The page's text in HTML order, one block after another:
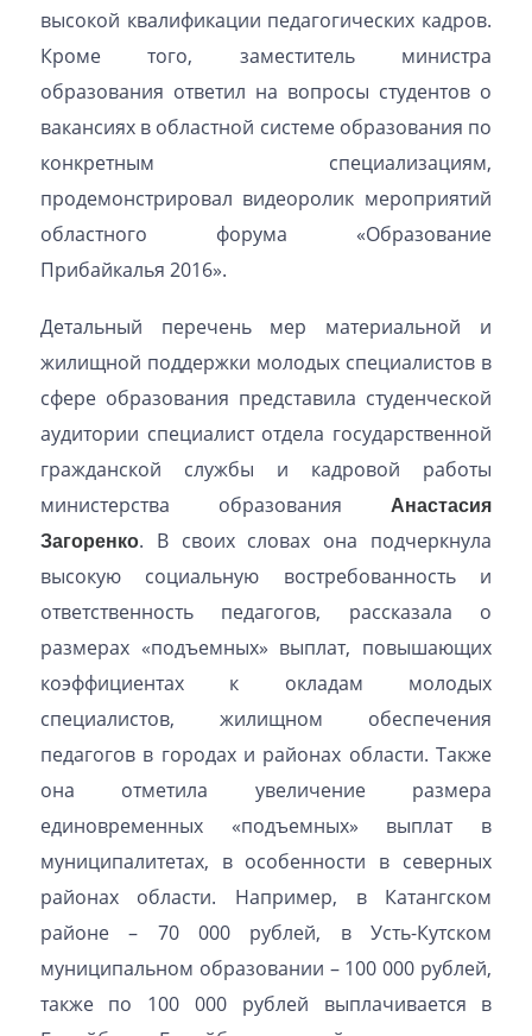
высокой квалификации педагогических кадров.
Кроме того, заместитель министра
образования ответил на вопросы студентов о
вакансиях в областной системе образования по
конкретным специализациям,
продемонстрировал видеоролик мероприятий
областного форума «Образование
Прибайкалья 2016».
Детальный перечень мер материальной и
жилищной поддержки молодых специалистов в
сфере образования представила студенческой
аудитории специалист отдела государственной
гражданской службы и кадровой работы
министерства образованияАнастасия
Загоренко. В своих словах она подчеркнула
высокую социальную востребованность и
ответственность педагогов, рассказала о
размерах «подъемных» выплат, повышающих
коэффициентах к окладам молодых
специалистов, жилищном обеспечения
педагогов в городах и районах области. Также
она отметила увеличение размера
единовременных «подъемных» выплат в
муниципалитетах, в особенности в северных
районах области. Например, в Катангском
районе – 70 000 рублей, в Усть-Кутском
муниципальном образовании – 100 000 рублей,
также по 100 000 рублей выплачивается в